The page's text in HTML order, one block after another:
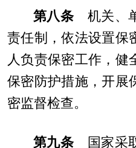
第八条 机关、
责任制，依法设置保
人负责保密工作，健
保密防护措施，开展
密监督检查。
第九条 国家采